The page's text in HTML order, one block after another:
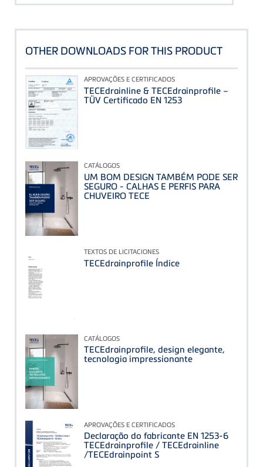
OTHER DOWNLOADS FOR THIS PRODUCT
APROVAÇÕES E CERTIFICADOS
TECEdrainline & TECEdrainprofile –
TÜV Certificado EN 1253
CATÁLOGOS
UM BOM DESIGN TAMBÉM PODE SER
SEGURO - CALHAS E PERFIS PARA
CHUVEIRO TECE
TEXTOS DE LICITACIONES
TECEdrainprofile Índice
CATÁLOGOS
TECEdrainprofile, design elegante,
tecnologia impressionante
APROVAÇÕES E CERTIFICADOS
Declaração do fabricante EN 1253-6
TECEdrainprofile / TECEdrainline
/TECEdrainpoint S